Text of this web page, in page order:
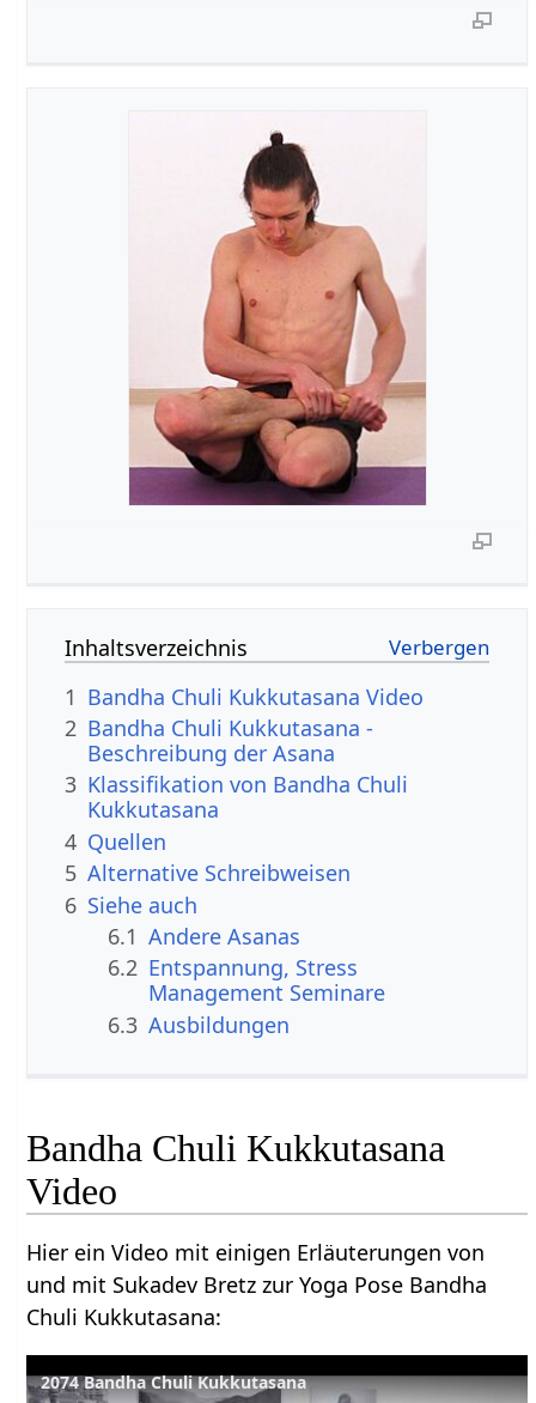
Inhaltsverzeichnis
1 Bandha Chuli Kukkutasana Video
2 Bandha Chuli Kukkutasana -
Beschreibung der Asana
3 Klassifikation von Bandha Chuli
Kukkutasana
4 Quellen
5 Alternative Schreibweisen
6 Siehe auch
6.1 Andere Asanas
6.2 Entspannung, Stress
Management Seminare
6.3 Ausbildungen
Bandha Chuli Kukkutasana
Video
Hier ein Video mit einigen Erläuterungen von
und mit Sukadev Bretz zur Yoga Pose Bandha
Chuli Kukkutasana:
2074 Bandha Chuli Kukkutasana